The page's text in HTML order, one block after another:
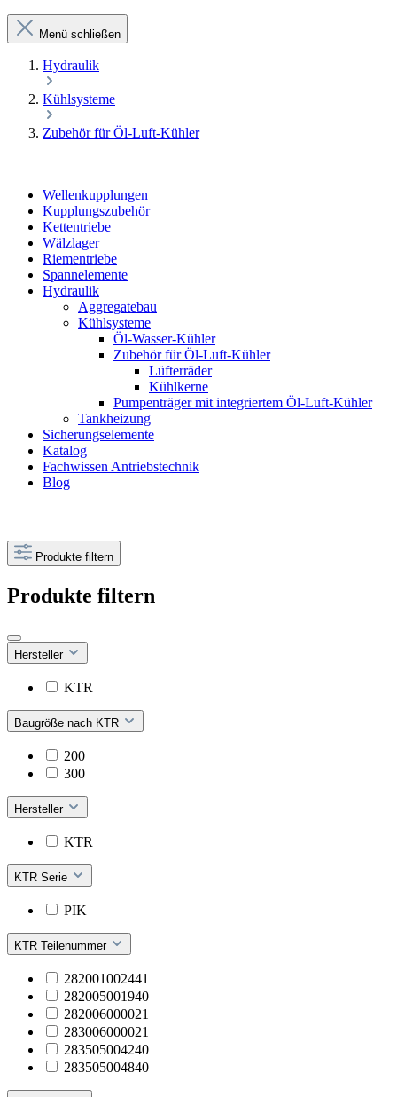
Menü schließen
Hydraulik
Kühlsysteme
Zubehör für Öl-Luft-Kühler
Wellenkupplungen
Kupplungszubehör
Kettentriebe
Wälzlager
Riementriebe
Spannelemente
Hydraulik
Aggregatebau
Kühlsysteme
Öl-Wasser-Kühler
Zubehör für Öl-Luft-Kühler
Lüfterräder
Kühlkerne
Pumpenträger mit integriertem Öl-Luft-Kühler
Tankheizung
Sicherungselemente
Katalog
Fachwissen Antriebstechnik
Blog
Produkte filtern
Produkte filtern
Hersteller
KTR
Baugröße nach KTR
200
300
Hersteller
KTR
KTR Serie
PIK
KTR Teilenummer
282001002441
282005001940
282006000021
283006000021
283505004240
283505004840